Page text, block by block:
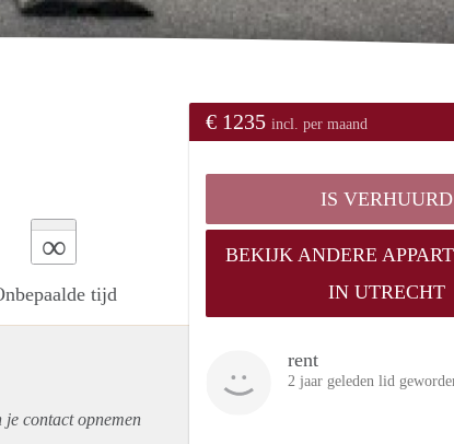
∞
tijd
€ 1235 incl. per maand
IS VERHUURD
BEKIJK ANDERE
IN UTRECHT
rent
2 jaar geleden lid
contact opnemen